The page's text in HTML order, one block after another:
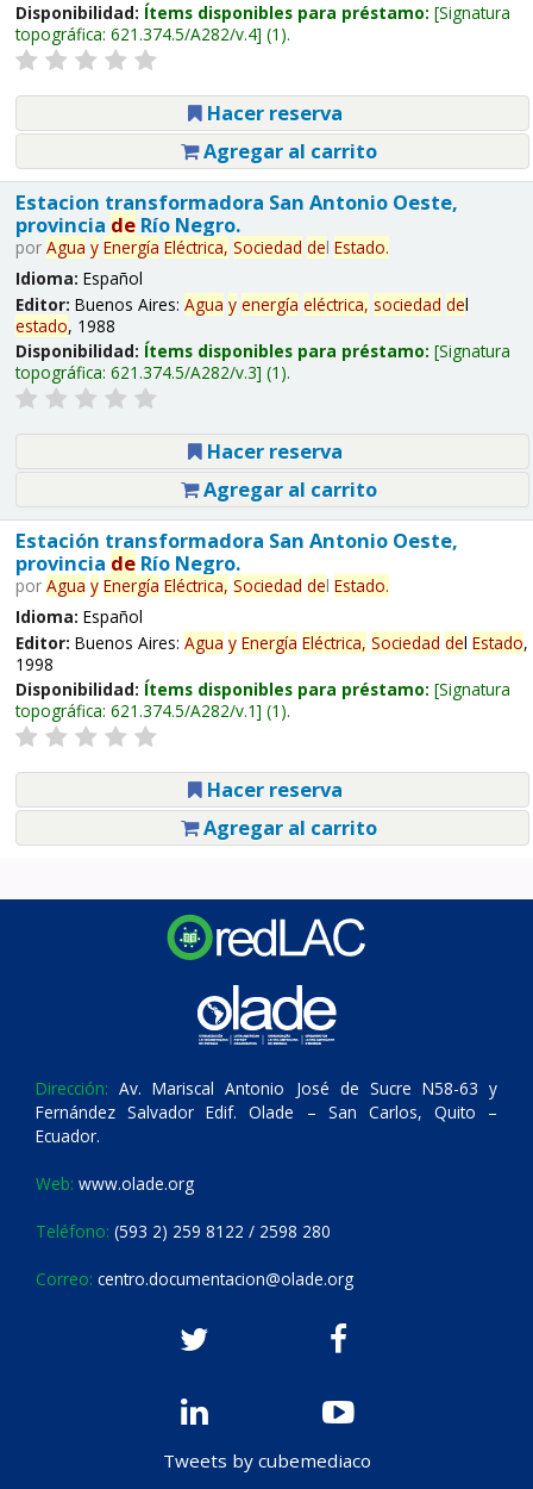
Disponibilidad: Ítems disponibles para préstamo: Signatura
topográfica: 621.374.5/A282/v.4 (1).
Hacer reserva
Agregar al carrito
Estacion transformadora San Antonio Oeste,
provincia deRío Negro.
por Agua y Energía Eléctrica, Sociedad del Estado.
Idioma: Español
Editor: Buenos Aires: Agua y energía eléctrica, sociedad del
estado, 1988
Disponibilidad: Ítems disponibles para préstamo: Signatura
topográfica: 621.374.5/A282/v.3 (1).
Hacer reserva
Agregar al carrito
Estación transformadora San Antonio Oeste,
provincia deRío Negro.
por Agua y Energía Eléctrica, Sociedad del Estado.
Idioma: Español
Editor: Buenos Aires: Agua y Energía Eléctrica, Sociedad del Estado,
1998
Disponibilidad: Ítems disponibles para préstamo: Signatura
topográfica: 621.374.5/A282/v.1 (1).
Hacer reserva
Agregar al carrito
Dirección: Av. Mariscal Antonio José de Sucre N58-63 y
Fernández Salvador Edif. Olade – San Carlos, Quito –
Ecuador.
Web: www.olade.org
Teléfono: (593 2) 259 8122 / 2598 280
Correo: centro.documentacion@olade.org
Tweets by cubemediaco